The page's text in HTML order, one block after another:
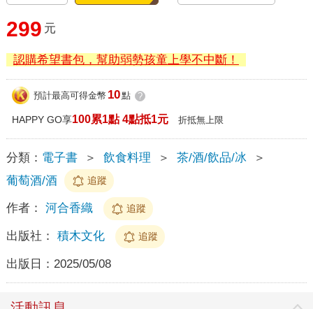
299 元
認購希望書包，幫助弱勢孩童上學不中斷！
預計最高可得金幣 10點 ?
HAPPY GO享100累1點 4點抵1元 折抵無上限
分類： 電子書 ＞ 飲食料理 ＞ 茶/酒/飲品/冰
＞
葡萄酒/酒
追蹤
作者： 河合香織 追蹤
出版社： 積木文化 追蹤
出版日： 2025/05/08